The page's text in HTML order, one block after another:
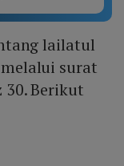
lailatul
surat
30. Berikut